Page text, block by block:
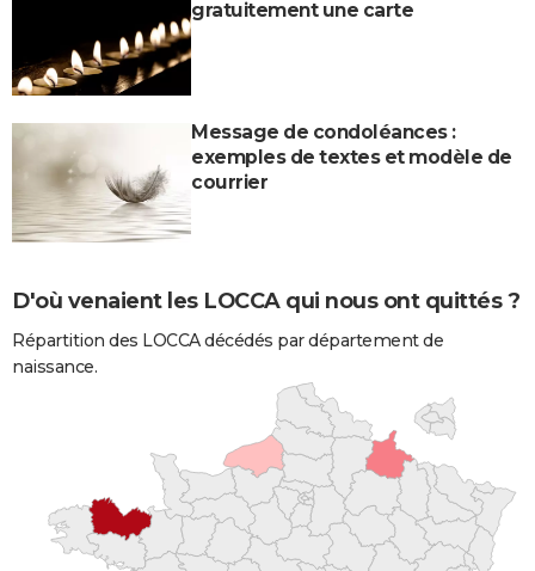
gratuitement une carte
Message de condoléances :
exemples de textes et modèle de
courrier
D'où venaient les LOCCA qui nous ont quittés ?
Répartition des LOCCA décédés par département de
naissance.